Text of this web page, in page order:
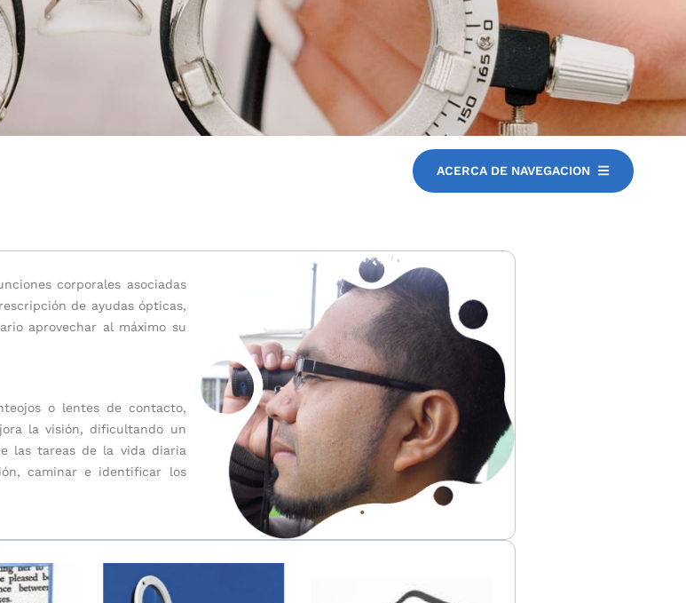
ACERCA DE NAVEGACION
corporales asociadas
de ayudas ópticas,
aprovechar al máximo su
o lentes de contacto,
la visión, dificultando un
las tareas de la vida diaria
caminar e identificar los